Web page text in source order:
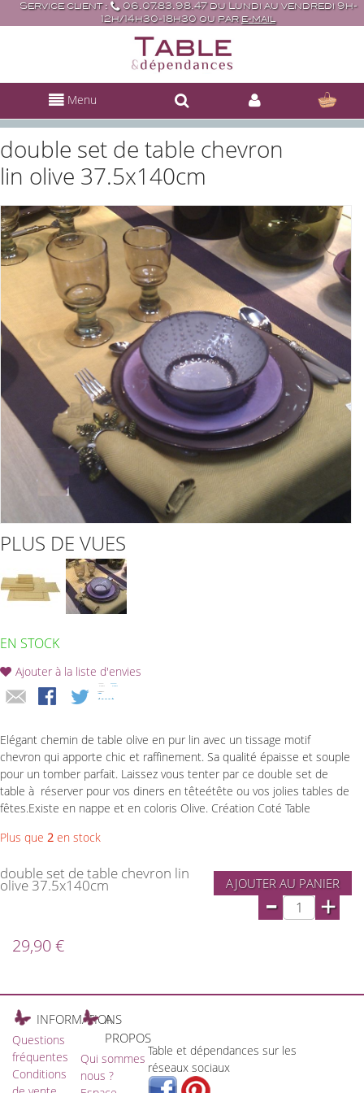
Service client :
06.07.83.98.47 du Lundi au vendredi 9h-
12h/14h30-18h30 ou par e-mail
Menu
double set de table chevron
lin olive 37.5x140cm
PLUS DE VUES
EN STOCK
Ajouter à la liste d'envies
Elégant chemin de table olive en pur lin avec un tissage motif
chevron qui apporte chic et raffinement. Sa qualité épaisse et souple
pour un tomber parfait. Laissez vous tenter par ce double set de
table à réserver pour vos diners en têteétête ou vos jolies tables de
fêtes.Existe en nappe et en coloris Olive. Création Coté Table
Plus que 2 en stock
double set de table chevron lin
olive 37.5x140cm AJOUTER AU PANIER
- +
29,90 €
INFORMATIONS
Questions
fréquentes
Conditions
A
PROPOS
Qui sommes
nous ?
Table et dépendances sur les
réseaux sociaux